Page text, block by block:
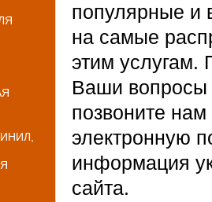
популярные и
на самые
этим услугам.
Ваши вопросы
позвоните
электронную
информация
сайта.